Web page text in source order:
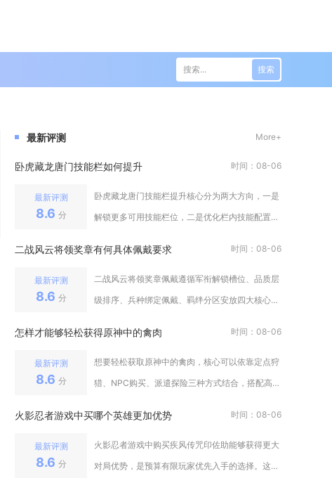
搜索
最新评测 More+
卧虎藏龙唐门技能栏如何提升 时间：08-06
最新评测
8.6 分
卧虎藏龙唐门技能栏提升核心分为两大方向，一是
解锁更多可用技能栏位，二是优化栏内技能配置、
二战风云将领奖章有何具体佩戴要求 时间：08-06
最新评测
8.6 分
二战风云将领奖章佩戴遵循军衔解锁槽位、品质层
级排序、兵种绑定佩戴、羁绊分区安放四大核心硬
怎样才能够轻松获得原神中的禽肉 时间：08-06
最新评测
8.6 分
想要轻松获取原神中的禽肉，核心可以依靠定点狩
猎、NPC购买、派遣探险三种方式结合，搭配高效
火影忍者游戏中买哪个英雄更加优势 时间：08-06
最新评测
8.6 分
火影忍者游戏中购买疾风传咒印佐助能够获得更大
对局优势，是预算有限玩家优先入手的选择。这名